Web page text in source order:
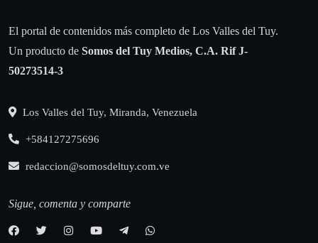
El portal de contenidos más completo de Los Valles del Tuy.
Un producto de Somos del Tuy Medios, C.A. Rif J-
50273514-3
Los Valles del Tuy, Miranda, Venezuela
+584127275696
redaccion@somosdeltuy.com.ve
Sigue, comenta y comparte